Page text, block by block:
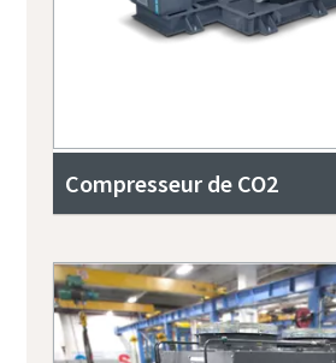
Compresseur de CO2